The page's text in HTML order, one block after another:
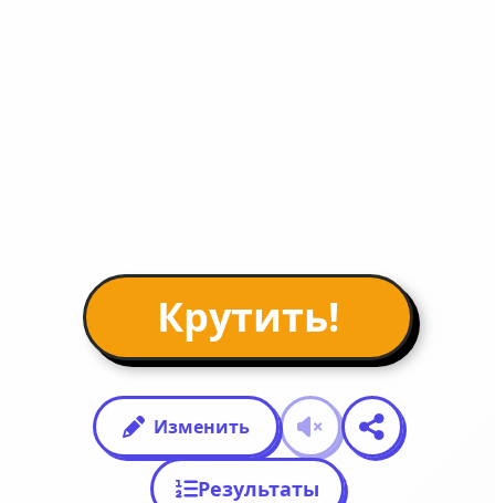
Крутить!
Изменить
Результаты